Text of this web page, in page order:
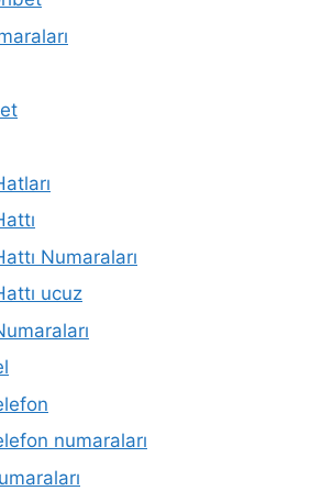
Numaraları
ucuz
numaraları